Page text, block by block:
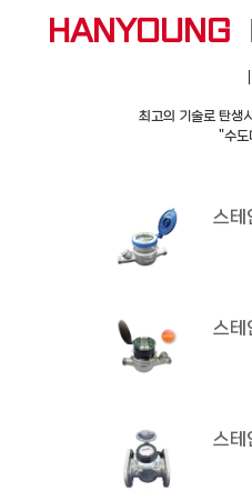
HANYOUNG
최고의 기술로 탄생
"수도
스테
스테
스테